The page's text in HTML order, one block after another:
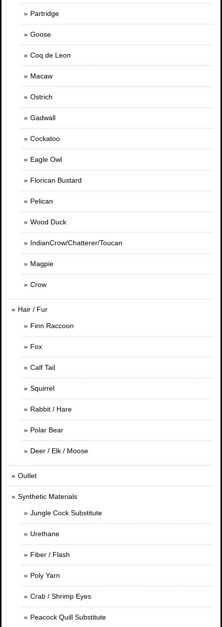
Partridge
Goose
Coq de Leon
Macaw
Ostrich
Gadwall
Cockatoo
Eagle Owl
Florican Bustard
Pelican
Wood Duck
IndianCrow/Chatterer/Toucan
Magpie
Crow
Hair / Fur
Finn Raccoon
Fox
Calf Tail
Squirrel
Rabbit / Hare
Polar Bear
Deer / Elk / Moose
Outlet
Synthetic Materials
Jungle Cock Substitute
Urethane
Fiber / Flash
Poly Yarn
Crab / Shrimp Eyes
Peacock Quill Substitute